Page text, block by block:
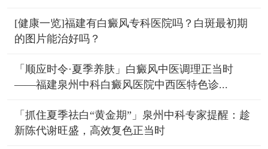
[健康一览]福建有白癜风专科医院吗？白斑最初期
的图片能治好吗？
「顺应时令·夏季养肤」白癜风中医调理正当时
——福建泉州中科白癜风医院中西医特色诊...
「抓住夏季祛白“黄金期”」泉州中科专家提醒：趁
新陈代谢旺盛，高效复色正当时